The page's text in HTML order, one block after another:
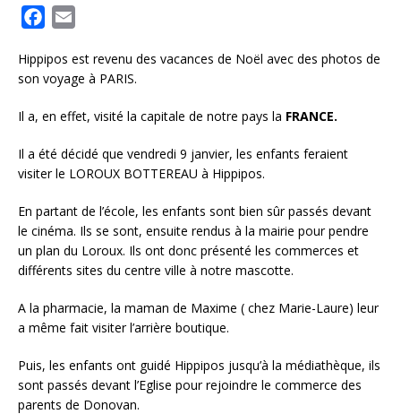
c
e
b
o
k
a
i
l
Hippipos est revenu des vacances de Noël avec des photos de
son voyage à PARIS.
Il a, en effet, visité la capitale de notre pays la FRANCE.
Il a été décidé que vendredi 9 janvier, les enfants feraient
visiter le LOROUX BOTTEREAU à Hippipos.
En partant de l’école, les enfants sont bien sûr passés devant
le cinéma. Ils se sont, ensuite rendus à la mairie pour pendre
un plan du Loroux. Ils ont donc présenté les commerces et
différents sites du centre ville à notre mascotte.
A la pharmacie, la maman de Maxime ( chez Marie-Laure) leur
a même fait visiter l’arrière boutique.
Puis, les enfants ont guidé Hippipos jusqu’à la médiathèque, ils
sont passés devant l’Eglise pour rejoindre le commerce des
parents de Donovan.